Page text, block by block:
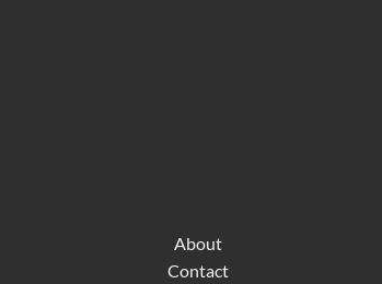
About
Contact